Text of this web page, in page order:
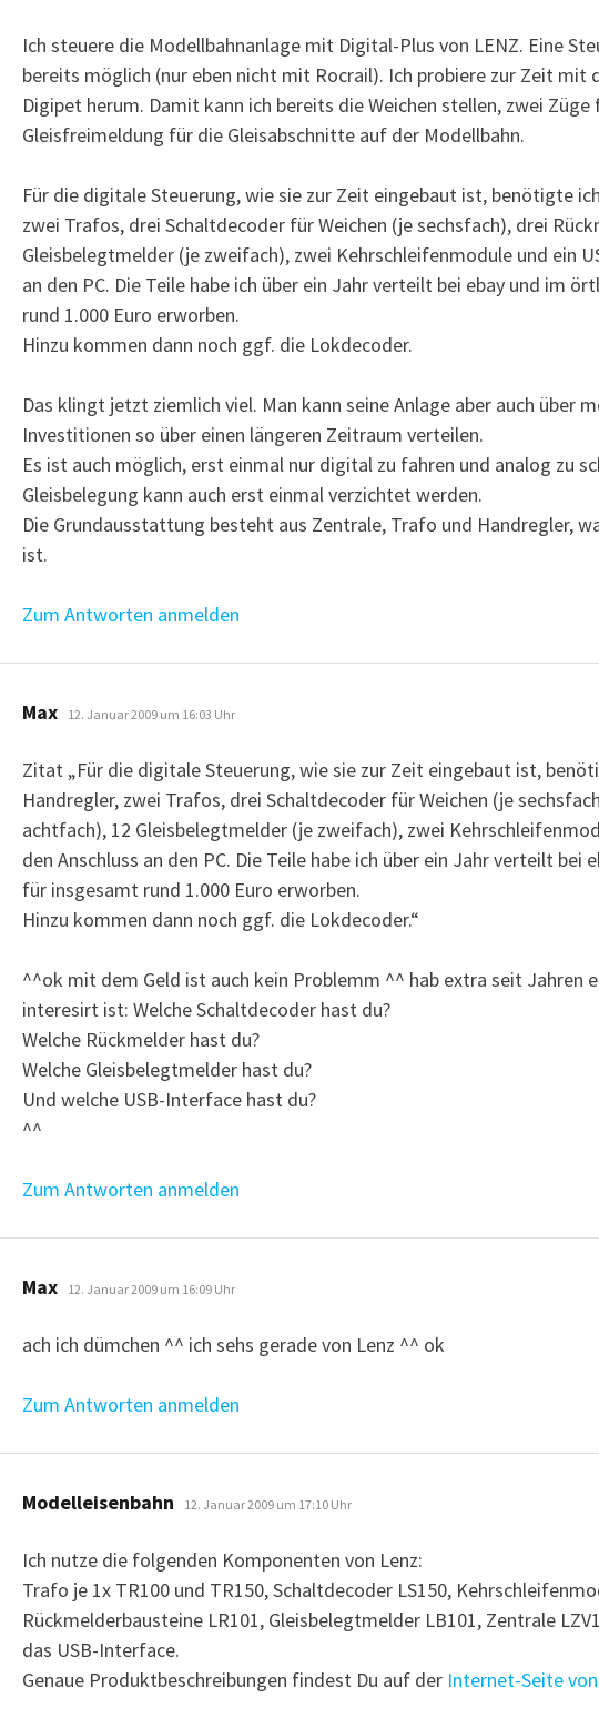
Ich steuere die Modellbahnanlage mit Digital-Plus von LENZ. Eine
bereits möglich (nur eben nicht mit Rocrail). Ich probiere zur Zeit mit
Digipet herum. Damit kann ich bereits die Weichen stellen, zwei
Gleisfreimeldung für die Gleisabschnitte auf der Modellbahn.
Für die digitale Steuerung, wie sie zur Zeit eingebaut ist, benötigte
zwei Trafos, drei Schaltdecoder für Weichen (je sechsfach), drei
Gleisbelegtmelder (je zweifach), zwei Kehrschleifenmodule und ein
an den PC. Die Teile habe ich über ein Jahr verteilt bei ebay und im
rund 1.000 Euro erworben.
Hinzu kommen dann noch ggf. die Lokdecoder.
Das klingt jetzt ziemlich viel. Man kann seine Anlage aber auch über
Investitionen so über einen längeren Zeitraum verteilen.
Es ist auch möglich, erst einmal nur digital zu fahren und analog zu
Gleisbelegung kann auch erst einmal verzichtet werden.
Die Grundausstattung besteht aus Zentrale, Trafo und Handregler,
ist.
Zum Antworten anmelden
Max sagt:
12. Januar 2009 um 16:03 Uhr
Zitat „Für die digitale Steuerung, wie sie zur Zeit eingebaut ist,
Handregler, zwei Trafos, drei Schaltdecoder für Weichen (je
achtfach), 12 Gleisbelegtmelder (je zweifach), zwei
den Anschluss an den PC. Die Teile habe ich über ein Jahr verteilt bei
für insgesamt rund 1.000 Euro erworben.
Hinzu kommen dann noch ggf. die Lokdecoder.“
^^ok mit dem Geld ist auch kein Problemm ^^ hab extra seit Jahren
interesirt ist: Welche Schaltdecoder hast du?
Welche Rückmelder hast du?
Welche Gleisbelegtmelder hast du?
Und welche USB-Interface hast du?
^^
Zum Antworten anmelden
Max sagt:
12. Januar 2009 um 16:09 Uhr
ach ich dümchen ^^ ich sehs gerade von Lenz ^^ ok
Zum Antworten anmelden
Modelleisenbahn sagt:
12. Januar 2009 um 17:10 Uhr
Ich nutze die folgenden Komponenten von Lenz:
Trafo je 1x TR100 und TR150, Schaltdecoder LS150,
Rückmelderbausteine LR101, Gleisbelegtmelder LB101, Zentrale
das USB-Interface.
Genaue Produktbeschreibungen findest Du auf der Internet-Seite